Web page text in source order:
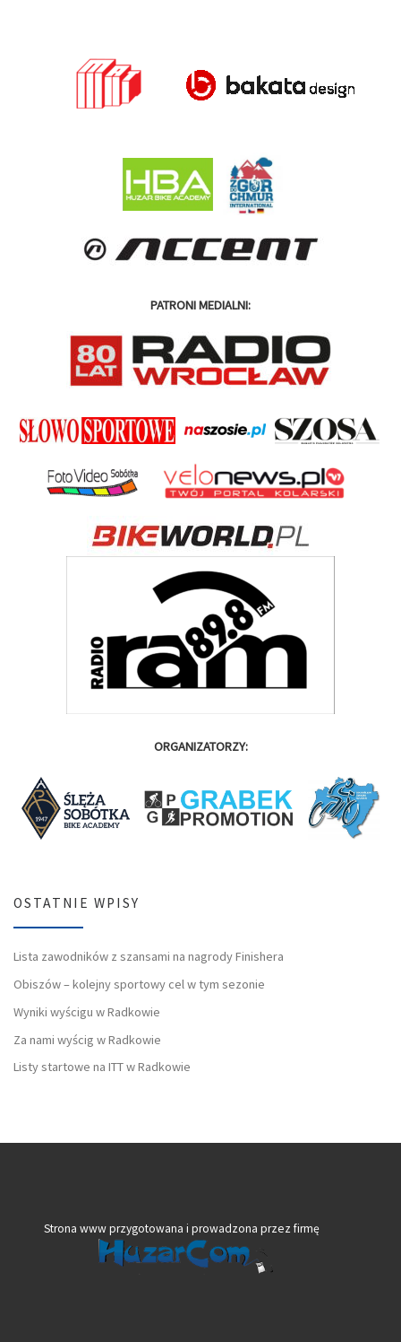
PATRONI MEDIALNI:
ORGANIZATORZY:
OSTATNIE WPISY
Lista zawodników z szansami na nagrody Finishera
Obiszów – kolejny sportowy cel w tym sezonie
Wyniki wyścigu w Radkowie
Za nami wyścig w Radkowie
Listy startowe na ITT w Radkowie
Strona www przygotowana i prowadzona przez firmę